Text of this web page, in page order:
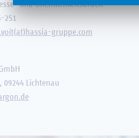
und Öffentlichkeitsarbeit
251
gruppe.com
09244 Lichtenau